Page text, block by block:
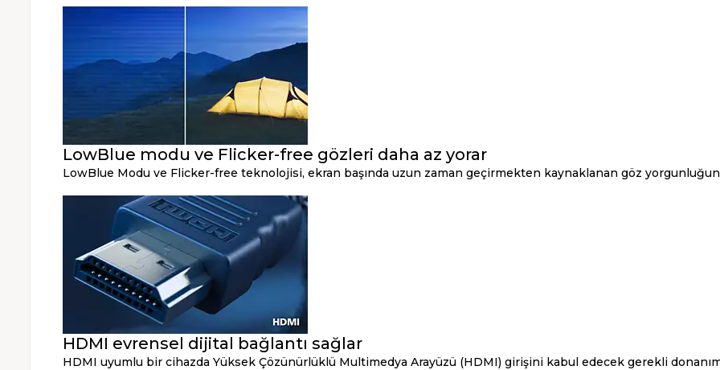
LowBlue modu ve Flicker-free gözleri daha az yorar
LowBlue Modu ve Flicker-free teknolojisi, ekran başında uzun zaman geçirmekten kaynaklanan göz
HDMI evrensel dijital bağlantı sağlar
HDMI uyumlu bir cihazda Yüksek Çözünürlüklü Multimedya Arayüzü (HDMI) girişini kabul edecek gerekli